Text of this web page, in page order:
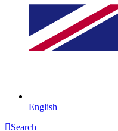
English
Search